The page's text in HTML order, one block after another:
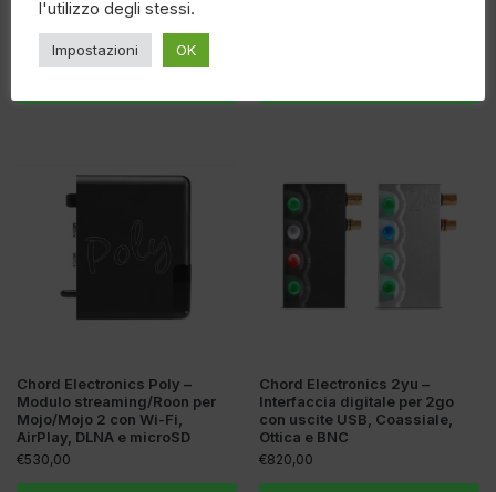
Chord Electronics Poly –
Modulo streaming/Roon per
Mojo/Mojo 2 con Wi-Fi,
AirPlay, DLNA e microSD
€530,00
Chord Electronics 2yu –
Interfaccia digitale per 2go
con uscite USB, Coassiale,
Ottica e BNC
€820,00
l'utilizzo degli stessi.
Impostazioni OK